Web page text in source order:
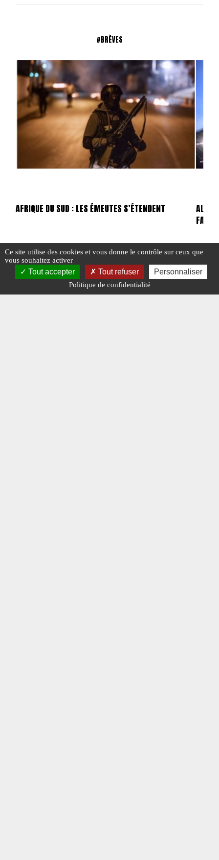
#BRÈVES
AFRIQUE DU SUD : LES ÉMEUTES S’ÉTENDENT
#AFRIQUE DU SUD #BRÈVES #POINTS CHAUDS
FAILLI
Ce site utilise des cookies et vous donne le contrôle sur ceux que
vous souhaitez activer
Tout accepter Tout refuser Personnaliser
Politique de confidentialité